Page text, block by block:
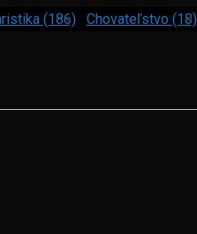
(186) Chovateľstvo (18)